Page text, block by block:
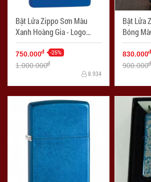
Bật Lửa Zippo Sơn Màu
Xanh Hoàng Gia - Logo
Zippo SKU 229ZL - Mã SP:
ZPC1234
750.000đ -25%
1.000.000đ
8.934
Bật Lửa
Bóng
Logo
Zippo
830.000đ
900.000đ